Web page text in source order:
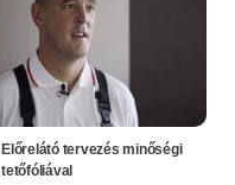
Előrelátó tervezés minőségi
tetőfóliával